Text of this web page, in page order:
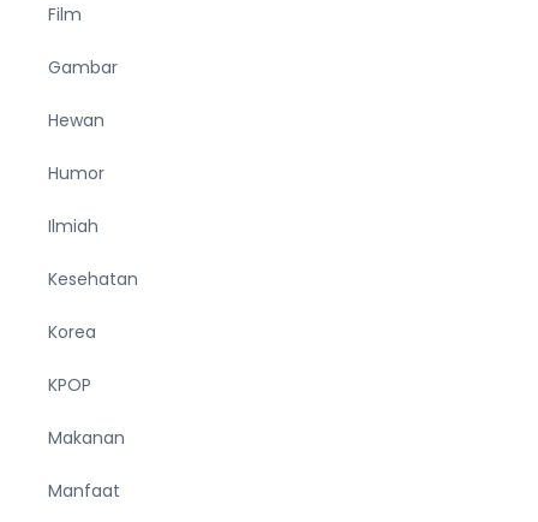
Film
Gambar
Hewan
Humor
Ilmiah
Kesehatan
Korea
KPOP
Makanan
Manfaat